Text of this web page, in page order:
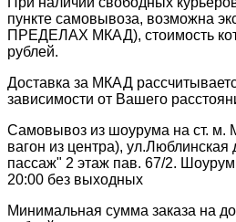
пункте самовывоза, возможна
ПРЕДЕЛАХ МКАД), стоимость
рублей.
Доставка за МКАД
зависимости от Вашего
Самовывоз из шоурума на ст. м.
вагон из центра),
пассаж" 2 этаж пав. 67/2. Шоурум
20:00 без выходных
Минимальная сумма заказа на